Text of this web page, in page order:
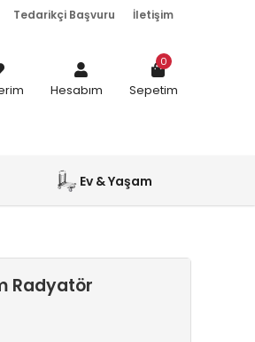
Tedarikçi Başvuru İletişim
Hesabım Sepetim
0
Ev & Yaşam
Radyatör